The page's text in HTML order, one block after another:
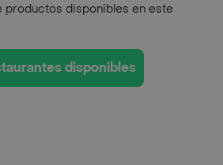
productos disponibles en este
disponibles